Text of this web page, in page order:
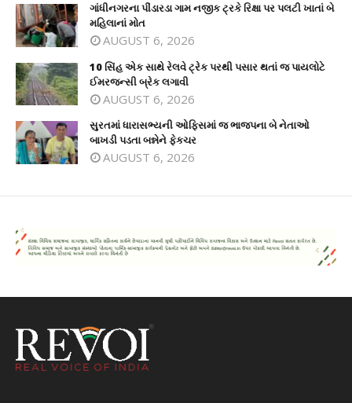
ગાંધીનગરના પીંડારડા ગામ નજીક ટ્રકે રિક્ષા પર પલટી ખાતાં બે
મહિલાનાં મોત
AUGUST 6, 2026
10 સિંહ એક સાથે રેલવે ટ્રેક પરથી પસાર થતાં જ પાયલોટે
ઈમરજન્સી બ્રેક લગાવી
AUGUST 6, 2026
સુરતમાં ધારાસભ્યની ઓફિસમાં જ ભાજપના બે નેતાઓ
બાખડી પડતા બન્નેને ફેકચર
AUGUST 6, 2026